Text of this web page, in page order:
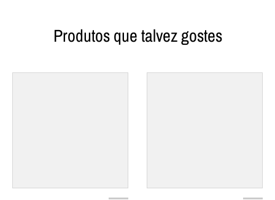
Produtos que talvez gostes